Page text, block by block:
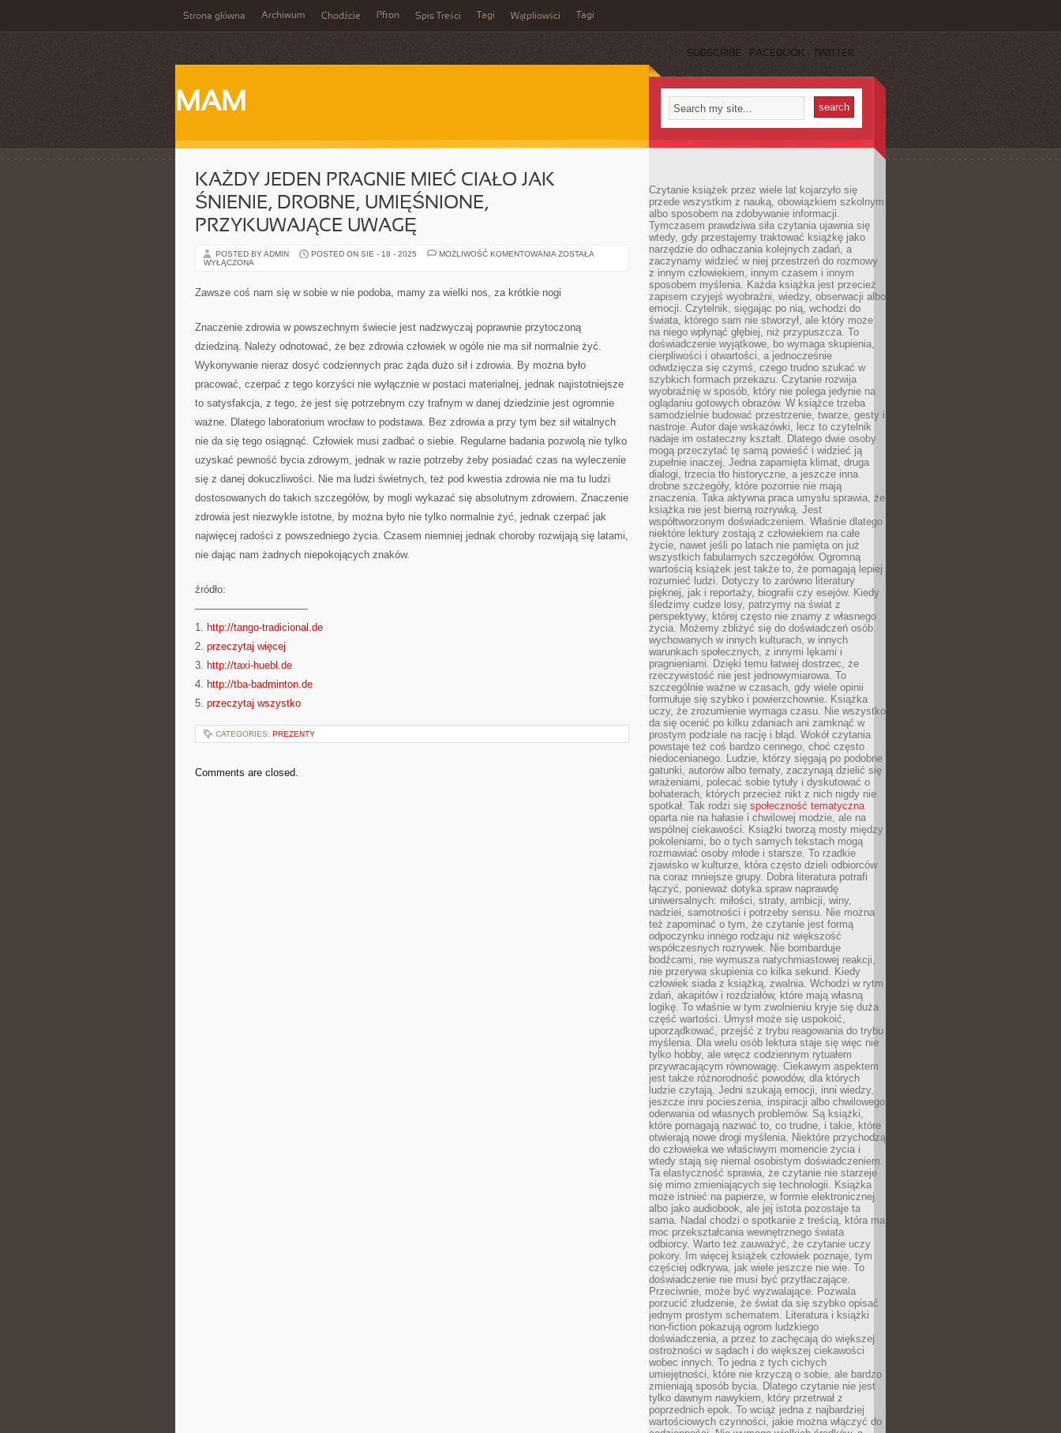
Strona główna Archiwum Chodźcie Pfron Spis Treści Tagi Wątpliowści Tagi
SUBSCRIBE FACEBOOK TWITTER
MAM
KAŻDY JEDEN PRAGNIE MIEĆ CIAŁO JAK
ŚNIENIE, DROBNE, UMIĘŚNIONE,
PRZYKUWAJĄCE UWAGĘ
POSTED BY ADMIN POSTED ON SIE - 18 - 2025 MOŻLIWOŚĆ KOMENTOWANIA KAŻDY
CIAŁO
JAK
PRZYKUWAJĄCE
ZOSTAŁA
WYŁĄCZONA
Zawsze coś nam się w sobie w nie podoba, mamy za wielki nos, za krótkie nogi
Znaczenie zdrowia w powszechnym świecie jest nadzwyczaj poprawnie przytoczoną
dziedziną. Należy odnotować, że bez zdrowia człowiek w ogóle nie ma sił normalnie żyć.
Wykonywanie nieraz dosyć codziennych prac żąda dużo sił i zdrowia. By można było
pracować, czerpać z tego korzyści nie wyłącznie w postaci materialnej, jednak najistotniejsze
to satysfakcja, z tego, że jest się potrzebnym czy trafnym w danej dziedzinie jest ogromnie
ważne. Dlatego laboratorium wrocław to podstawa. Bez zdrowia a przy tym bez sił witalnych
nie da się tego osiągnąć. Człowiek musi zadbać o siebie. Regularne badania pozwolą nie tylko
uzyskać pewność bycia zdrowym, jednak w razie potrzeby żeby posiadać czas na wyleczenie
się z danej dokuczliwości. Nie ma ludzi świetnych, też pod kwestia zdrowia nie ma tu ludzi
dostosowanych do takich szczegółów, by mogli wykazać się absolutnym zdrowiem. Znaczenie
zdrowia jest niezwykle istotne, by można było nie tylko normalnie żyć, jednak czerpać jak
najwięcej radości z powszedniego życia. Czasem niemniej jednak choroby rozwijają się latami,
nie dając nam żadnych niepokojących znaków.
źródło:
———————————
1. http://tango-tradicional.de
2. przeczytaj więcej
3. http://taxi-huebl.de
4. http://tba-badminton.de
5. przeczytaj wszystko
CATEGORIES: PREZENTY
Comments are closed.
Czytanie książek przez wiele lat kojarzyło się
przede wszystkim z nauką, obowiązkiem szkolnym
albo sposobem na zdobywanie informacji.
Tymczasem prawdziwa siła czytania ujawnia się
wtedy, gdy przestajemy traktować książkę jako
narzędzie do odhaczania kolejnych zadań, a
zaczynamy widzieć w niej przestrzeń do rozmowy
z innym człowiekiem, innym czasem i innym
sposobem myślenia. Każda książka jest przecież
zapisem czyjejś wyobraźni, wiedzy, obserwacji albo
emocji. Czytelnik, sięgając po nią, wchodzi do
świata, którego sam nie stworzył, ale który może
na niego wpłynąć głębiej, niż przypuszcza. To
doświadczenie wyjątkowe, bo wymaga skupienia,
cierpliwości i otwartości, a jednocześnie
odwdzięcza się czymś, czego trudno szukać w
szybkich formach przekazu. Czytanie rozwija
wyobraźnię w sposób, który nie polega jedynie na
oglądaniu gotowych obrazów. W książce trzeba
samodzielnie budować przestrzenie, twarze, gesty i
nastroje. Autor daje wskazówki, lecz to czytelnik
nadaje im ostateczny kształt. Dlatego dwie osoby
mogą przeczytać tę samą powieść i widzieć ją
zupełnie inaczej. Jedna zapamięta klimat, druga
dialogi, trzecia tło historyczne, a jeszcze inna
drobne szczegóły, które pozornie nie mają
znaczenia. Taka aktywna praca umysłu sprawia, że
książka nie jest bierną rozrywką. Jest
współtworzonym doświadczeniem. Właśnie dlatego
niektóre lektury zostają z człowiekiem na całe
życie, nawet jeśli po latach nie pamięta on już
wszystkich fabularnych szczegółów. Ogromną
wartością książek jest także to, że pomagają lepiej
rozumieć ludzi. Dotyczy to zarówno literatury
pięknej, jak i reportaży, biografii czy esejów. Kiedy
śledzimy cudze losy, patrzymy na świat z
perspektywy, której często nie znamy z własnego
życia. Możemy zbliżyć się do doświadczeń osób
wychowanych w innych kulturach, w innych
warunkach społecznych, z innymi lękami i
pragnieniami. Dzięki temu łatwiej dostrzec, że
rzeczywistość nie jest jednowymiarowa. To
szczególnie ważne w czasach, gdy wiele opinii
formułuje się szybko i powierzchownie. Książka
uczy, że zrozumienie wymaga czasu. Nie wszystko
da się ocenić po kilku zdaniach ani zamknąć w
prostym podziale na rację i błąd. Wokół czytania
powstaje też coś bardzo cennego, choć często
niedocenianego. Ludzie, którzy sięgają po podobne
gatunki, autorów albo tematy, zaczynają dzielić się
wrażeniami, polecać sobie tytuły i dyskutować o
bohaterach, których przecież nikt z nich nigdy nie
spotkał. Tak rodzi się społeczność tematyczna
oparta nie na hałasie i chwilowej modzie, ale na
wspólnej ciekawości. Książki tworzą mosty między
pokoleniami, bo o tych samych tekstach mogą
rozmawiać osoby młode i starsze. To rzadkie
zjawisko w kulturze, która często dzieli odbiorców
na coraz mniejsze grupy. Dobra literatura potrafi
łączyć, ponieważ dotyka spraw naprawdę
uniwersalnych: miłości, straty, ambicji, winy,
nadziei, samotności i potrzeby sensu. Nie można
też zapominać o tym, że czytanie jest formą
odpoczynku innego rodzaju niż większość
współczesnych rozrywek. Nie bombarduje
bodźcami, nie wymusza natychmiastowej reakcji,
nie przerywa skupienia co kilka sekund. Kiedy
człowiek siada z książką, zwalnia. Wchodzi w rytm
zdań, akapitów i rozdziałów, które mają własną
logikę. To właśnie w tym zwolnieniu kryje się duża
część wartości. Umysł może się uspokoić,
uporządkować, przejść z trybu reagowania do trybu
myślenia. Dla wielu osób lektura staje się więc nie
tylko hobby, ale wręcz codziennym rytuałem
przywracającym równowagę. Ciekawym aspektem
jest także różnorodność powodów, dla których
ludzie czytają. Jedni szukają emocji, inni wiedzy,
jeszcze inni pocieszenia, inspiracji albo chwilowego
oderwania od własnych problemów. Są książki,
które pomagają nazwać to, co trudne, i takie, które
otwierają nowe drogi myślenia. Niektóre przychodzą
do człowieka we właściwym momencie życia i
wtedy stają się niemal osobistym doświadczeniem.
Ta elastyczność sprawia, że czytanie nie starzeje
się mimo zmieniających się technologii. Książka
może istnieć na papierze, w formie elektronicznej
albo jako audiobook, ale jej istota pozostaje ta
sama. Nadal chodzi o spotkanie z treścią, która ma
moc przekształcania wewnętrznego świata
odbiorcy. Warto też zauważyć, że czytanie uczy
pokory. Im więcej książek człowiek poznaje, tym
częściej odkrywa, jak wiele jeszcze nie wie. To
doświadczenie nie musi być przytłaczające.
Przeciwnie, może być wyzwalające. Pozwala
porzucić złudzenie, że świat da się szybko opisać
jednym prostym schematem. Literatura i książki
non-fiction pokazują ogrom ludzkiego
doświadczenia, a przez to zachęcają do większej
ostrożności w sądach i do większej ciekawości
wobec innych. To jedna z tych cichych
umiejętności, które nie krzyczą o sobie, ale bardzo
zmieniają sposób bycia. Dlatego czytanie nie jest
tylko dawnym nawykiem, który przetrwał z
poprzednich epok. To wciąż jedna z najbardziej
wartościowych czynności, jakie można włączyć do